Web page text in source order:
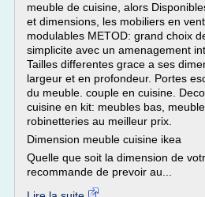
meuble de cuisine, alors
et dimensions, les mobiliers en
modulables METOD: grand choix
simplicite avec un amenagement
Tailles differentes grace a ses
largeur et en profondeur. Portes
du meuble. couple en cuisine.
cuisine en kit: meubles bas,
robinetteries au meilleur prix.
Dimension meuble cuisine ikea
Quelle que soit la dimension de
recommande de prevoir au...